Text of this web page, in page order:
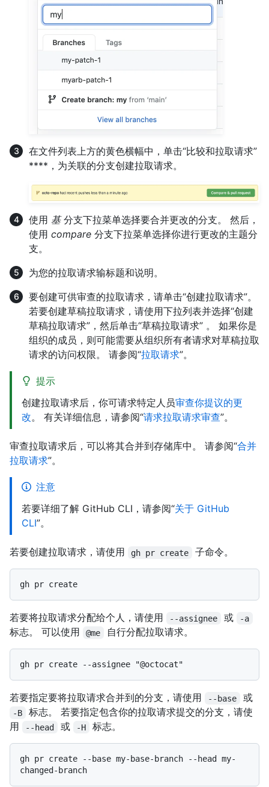
在文件列表上方的黄色横幅中，单击“比较和拉取请求”
****，为关联的分支创建拉取请求。
使用 基分支下拉菜单选择要合并更改的分支。 然后，
使用 compare 分支下拉菜单选择你进行更改的主题分
支。
为您的拉取请求输标题和说明。
要创建可供审查的拉取请求，请单击“创建拉取请求”。
若要创建草稿拉取请求，请使用下拉列表并选择“创建
草稿拉取请求”，然后单击“草稿拉取请求” 。 如果你是
组织的成员，则可能需要从组织所有者请求对草稿拉取
请求的访问权限。 请参阅“拉取请求”。
提示
创建拉取请求后，你可请求特定人员审查你提议的更
改。 有关详细信息，请参阅“请求拉取请求审查”。
审查拉取请求后，可以将其合并到存储库中。 请参阅“合并
拉取请求”。
注意
若要详细了解 GitHub CLI，请参阅“关于 GitHub
CLI”。
若要创建拉取请求，请使用 gh pr create 子命令。
若要将拉取请求分配给个人，请使用 --assignee 或 -a
标志。 可以使用 @me 自行分配拉取请求。
若要指定要将拉取请求合并到的分支，请使用 --base 或
-B
标志。 若要指定包含你的拉取请求提交的分支，请使
用
--head 或 -H 标志。
gh pr create --base my-base-branch --head my-